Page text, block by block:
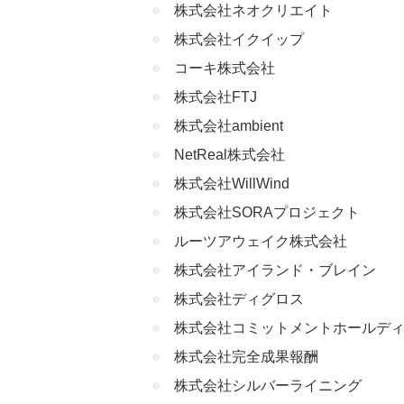
テレアポ代行の料金形態と相
テレアポを格安で実施でき
格安のテレアポ代行会社な
株式会社ネオクリエイト
株式会社イクイップ
コーキ株式会社
株式会社FTJ
株式会社ambient
NetReal株式会社
株式会社WillWind
株式会社SORAプロジェクト
ルーツアウェイク株式会社
株式会社アイランド・ブレイン
株式会社ディグロス
株式会社コミットメントホールデ
株式会社完全成果報酬
株式会社シルバーライニング